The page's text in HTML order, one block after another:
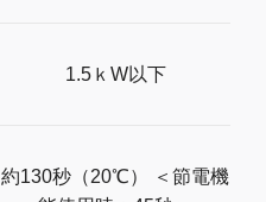
1.5ｋW以下
約130秒（20℃） ＜節電機